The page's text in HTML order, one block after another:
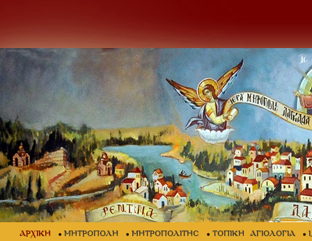
ΑΡΧΙΚΗ ΜΗΤΡΟΠΟΛΗ ΜΗΤΡΟΠΟΛΙΤΗΣ ΤΟΠΙΚΗ ΑΓΙΟΛΟΓΙΑ